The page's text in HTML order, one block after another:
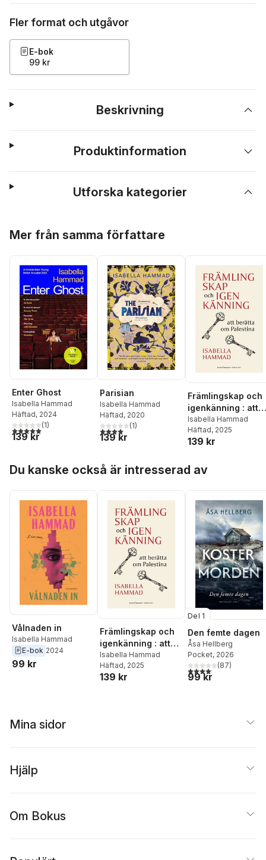
Fler format och utgåvor
E-bok
99 kr
Beskrivning
Produktinformation
Utforska kategorier
Mer från samma författare
Enter Ghost
Isabella Hammad
Häftad, 2024
5,0utav 5 stjärnor. Totalt antal röster:
(1)
139 kr
Parisian
Isabella Hammad
Häftad, 2020
4,0utav 5 stjärnor. Totalt antal röster:
(1)
139 kr
Främlingskap och
igenkänning : att
berätta om
Palestina
Isabella Hammad
Häftad, 2025
139 kr
Du kanske också är intresserad av
Vålnaden in
Isabella Hammad
E-bok 2024
99 kr
Främlingskap och
igenkänning : att
berätta om
Palestina
Isabella Hammad
Häftad, 2025
139 kr
Del 1
Den femte dagen
Åsa Hellberg
Pocket, 2026
4,1utav 5 stjärnor.
(87)
99 kr
Mina sidor
Hjälp
Om Bokus